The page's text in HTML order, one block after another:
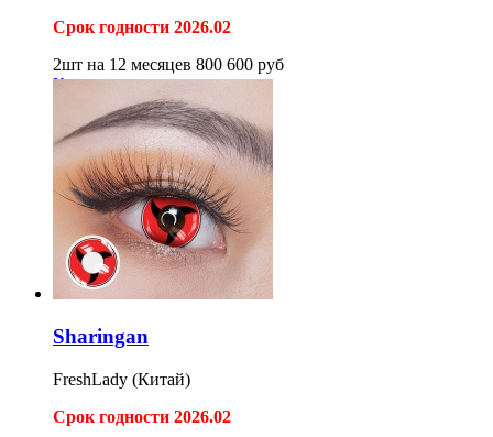
Срок годности 2026.02
2шт на 12 месяцев 800 600 руб
Купить
Sharingan
FreshLady (Китай)
Срок годности 2026.02